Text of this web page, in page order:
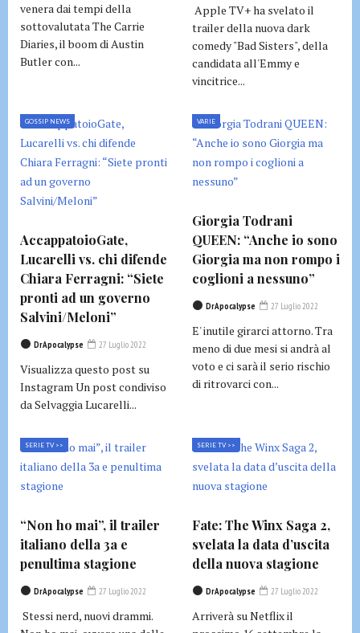
venera dai tempi della
sottovalutata The Carrie
Diaries, il boom di Austin
Butler con...
Apple TV+ ha svelato il
trailer della nuova dark
comedy "Bad Sisters", della
candidata all'Emmy e
vincitrice...
GOSSIP NEWS
AccappatoioGate,
Lucarelli vs. chi difende
Chiara Ferragni: “Siete
pronti ad un governo
Salvini/Meloni”
DrApocalypse 27 Luglio 2022
Visualizza questo post su
Instagram Un post condiviso
da Selvaggia Lucarelli...
VARIE
Giorgia Todrani
QUEEN: “Anche io sono
Giorgia ma non rompo i
coglioni a nessuno”
DrApocalypse 27 Luglio 2022
E' inutile girarci attorno. Tra
meno di due mesi si andrà al
voto e ci sarà il serio rischio
di ritrovarci con...
SERIE TV >>
“Non ho mai”, il trailer
italiano della 3a e
penultima stagione
DrApocalypse 27 Luglio 2022
Stessi nerd, nuovi drammi.
SERIE TV >>
Fate: The Winx Saga 2,
svelata la data d’uscita
della nuova stagione
DrApocalypse 27 Luglio 2022
Arriverà su Netflix il